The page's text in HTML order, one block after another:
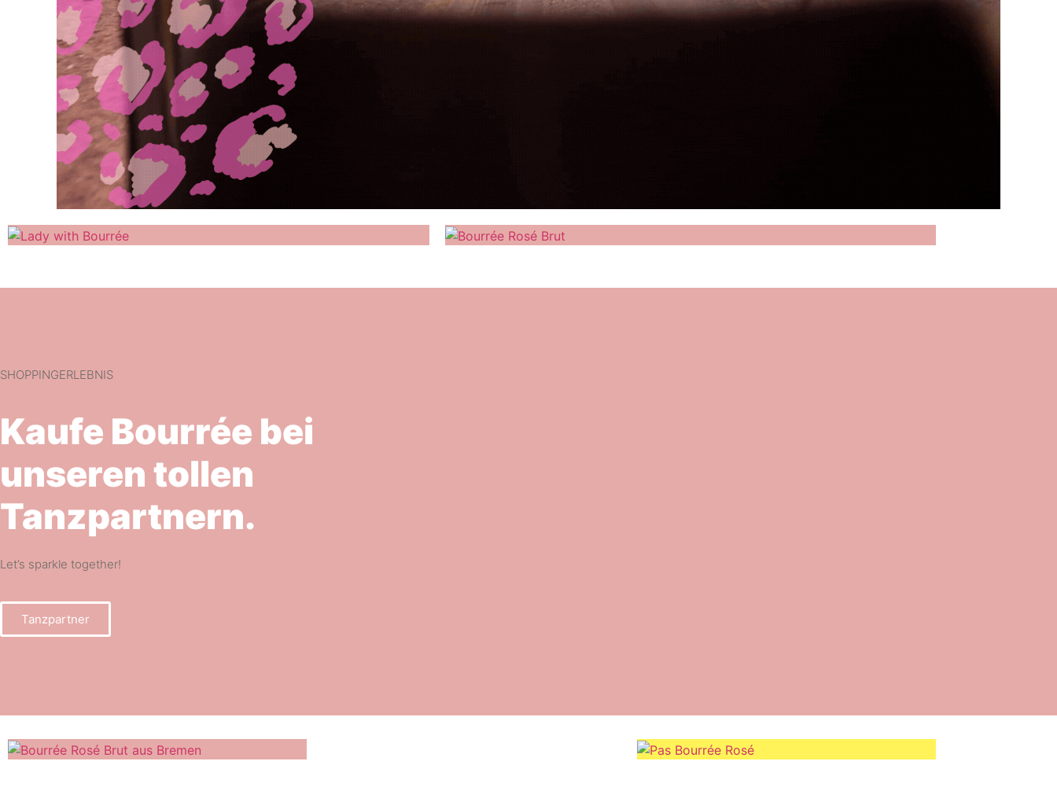
SHOPPINGERLEBNIS
Kaufe Bourrée bei
unseren tollen
Tanzpartnern.
Let’s sparkle together!
Tanzpartner